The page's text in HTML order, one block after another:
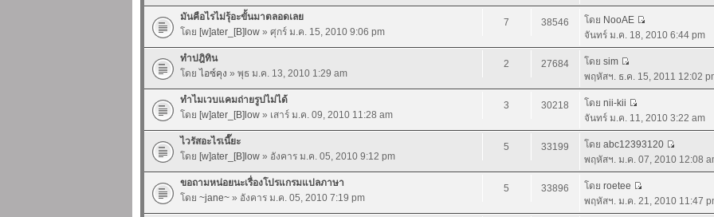
มันคือไรไม่รุ้อะขั้นมาตลอดเลย
โดย [w]ater_[B]low » ศุกร์ ม.ค. 15, 2010 9:06 pm
7 38546 โดย NooAE
จันทร์ ม.ค. 18, 2010 6:44 pm
ทำปฎิทิน
โดย ไอซ์คุง » พุธ ม.ค. 13, 2010 1:29 am
2 27684 โดย sim
พฤหัสฯ. ธ.ค. 15, 2011 12:02
ทำไมเวบแคมถ่ายรูปไม่ได้
โดย [w]ater_[B]low » เสาร์ ม.ค. 09, 2010 11:28 am
3 30218 โดย nii-kii
จันทร์ ม.ค. 11, 2010 3:22 am
ไวรัสอะไรเนี๊ยะ
โดย [w]ater_[B]low » อังคาร ม.ค. 05, 2010 9:12 pm
5 33199 โดย abc12393120
พฤหัสฯ. ม.ค. 07, 2010 12:08
ขอถามหน่อยนะเรื่องโปรแกรมแปลภาษา
โดย ~jane~ » อังคาร ม.ค. 05, 2010 7:19 pm
5 33896 โดย roetee
พฤหัสฯ. ม.ค. 21, 2010 11:47